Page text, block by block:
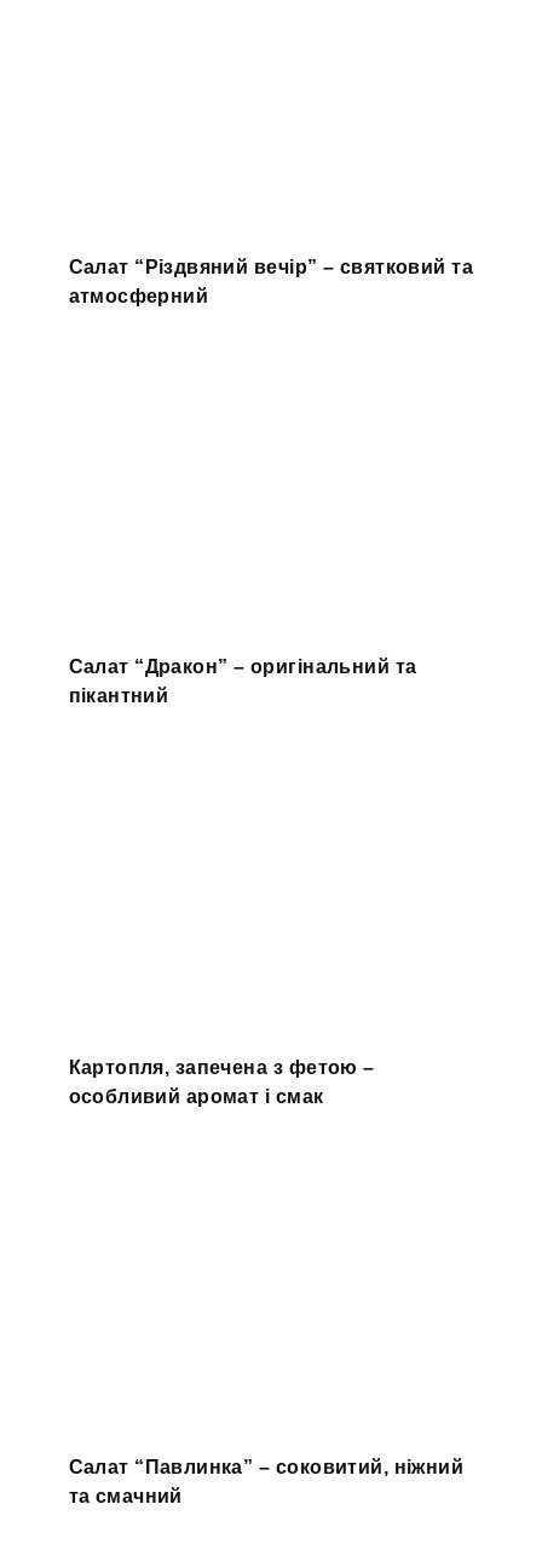
Салат “Різдвяний вечір” – святковий та
атмосферний
Салат “Дракон” – оригінальний та
пікантний
Картопля, запечена з фетою –
особливий аромат і смак
Салат “Павлинка” – соковитий, ніжний
та смачний